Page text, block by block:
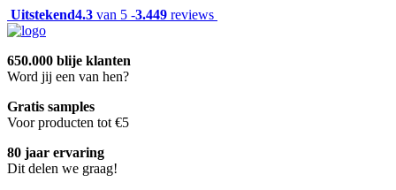
Uitstekend4.3 van 5 -3.449 reviews
650.000 blije klanten
Word jij een van hen?
Gratis samples
Voor producten tot €5
80 jaar ervaring
Dit delen we graag!